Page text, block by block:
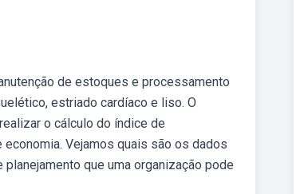
de estoques e processamento
estriado cardíaco e liso. O
o cálculo do índice de
Vejamos quais são os dados
que uma organização pode